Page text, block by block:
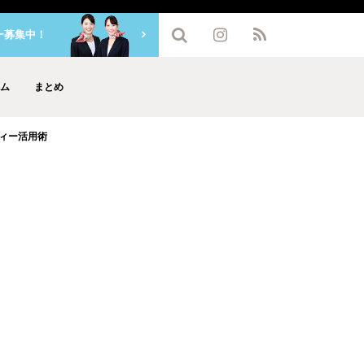
まとめ
集中！
ー活用術